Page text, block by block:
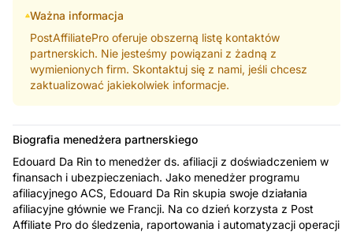
Ważna informacja
PostAffiliatePro oferuje obszerną listę kontaktów
partnerskich. Nie jesteśmy powiązani z żadną z
wymienionych firm. Skontaktuj się z nami, jeśli chcesz
zaktualizować jakiekolwiek informacje.
Biografia menedżera partnerskiego
Edouard Da Rin to menedżer ds. afiliacji z doświadczeniem w
finansach i ubezpieczeniach. Jako menedżer programu
afiliacyjnego ACS, Edouard Da Rin skupia swoje działania
afiliacyjne głównie we Francji. Na co dzień korzysta z Post
Affiliate Pro do śledzenia, raportowania i automatyzacji operacji